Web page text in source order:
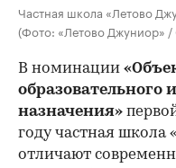
Частная школа «Летово
(Фото: «Летово Джуниор»
В номинации
образовательного
назначения»
году частная школа
отличают